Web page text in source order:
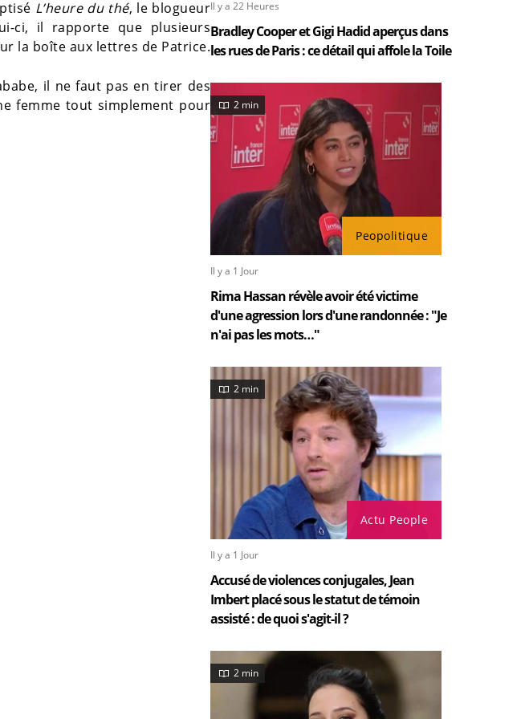
L’heure du thé, le blogueur
ci, il rapporte que plusieurs
la boîte aux lettres de Patrice.
il ne faut pas en tirer des
femme tout simplement pour
Il y a 22 Heures
Bradley Cooper et Gigi Hadid aperçus dans
les rues de Paris : ce détail qui affole la Toile
Peopolitique
2 min
Il y a 1 Jour
Rima Hassan révèle avoir été victime
d'une agression lors d'une randonnée : "Je
n'ai pas les mots…"
Actu People
2 min
Il y a 1 Jour
Accusé de violences conjugales, Jean
Imbert placé sous le statut de témoin
assisté : de quoi s'agit-il ?
2 min